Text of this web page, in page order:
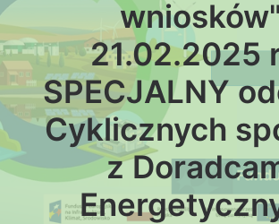
Media
Kontakt
Wyszukiwanie
wniosków"
21.02.2025
SPECJALNY
Cyklicznych
z